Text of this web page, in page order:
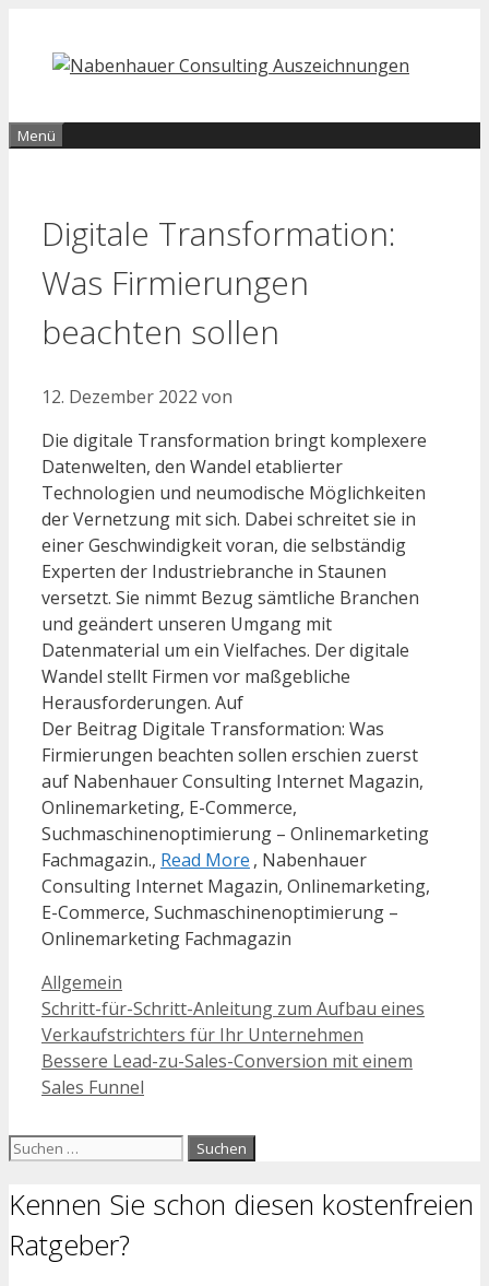
Inhalt
springen
Menü
Digitale Transformation:
Was Firmierungen
beachten sollen
12. Dezember 2022 von
Die digitale Transformation bringt komplexere
Datenwelten, den Wandel etablierter
Technologien und neumodische Möglichkeiten
der Vernetzung mit sich. Dabei schreitet sie in
einer Geschwindigkeit voran, die selbständig
Experten der Industriebranche in Staunen
versetzt. Sie nimmt Bezug sämtliche Branchen
und geändert unseren Umgang mit
Datenmaterial um ein Vielfaches. Der digitale
Wandel stellt Firmen vor maßgebliche
Herausforderungen. Auf
Der Beitrag Digitale Transformation: Was
Firmierungen beachten sollen erschien zuerst
auf Nabenhauer Consulting Internet Magazin,
Onlinemarketing, E-Commerce,
Suchmaschinenoptimierung – Onlinemarketing
Fachmagazin., Read More , Nabenhauer
Consulting Internet Magazin, Onlinemarketing,
E-Commerce, Suchmaschinenoptimierung –
Onlinemarketing Fachmagazin
Kategorien
Allgemein
Schritt-für-Schritt-Anleitung zum Aufbau eines
Verkaufstrichters für Ihr Unternehmen
Bessere Lead-zu-Sales-Conversion mit einem
Sales Funnel
Suchen
Kennen Sie schon diesen kostenfreien
Ratgeber?